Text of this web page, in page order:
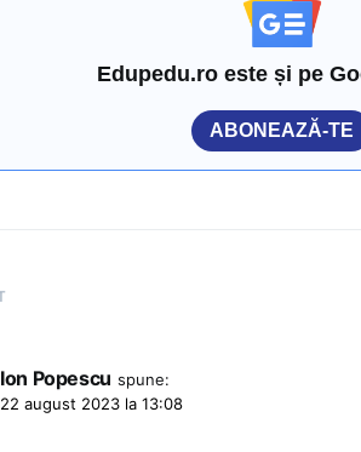
Edupedu.ro este și pe
ABONEAZĂ-TE
Ion Popescu spune:
22 august 2023 la 13:08